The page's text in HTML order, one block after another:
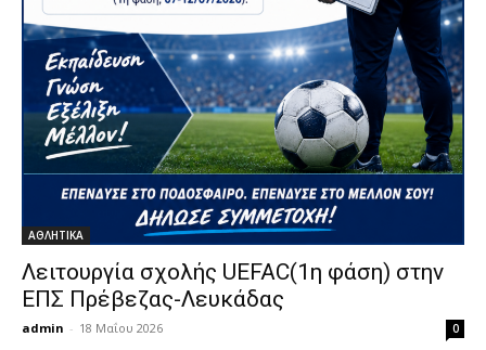
ΑΘΛΗΤΙΚΑ
Λειτουργία σχολής UEFAC(1η φάση) στην
ΕΠΣ Πρέβεζας-Λευκάδας
admin - 18 Μαΐου 2026 0